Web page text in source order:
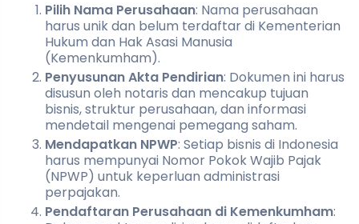
Pilih Nama Perusahaan: Nama perusahaan
harus unik dan belum terdaftar di Kementerian
Hukum dan Hak Asasi Manusia
(Kemenkumham).
Penyusunan Akta Pendirian: Dokumen ini harus
disusun oleh notaris dan mencakup tujuan
bisnis, struktur perusahaan, dan informasi
mendetail mengenai pemegang saham.
Mendapatkan NPWP: Setiap bisnis di Indonesia
harus mempunyai Nomor Pokok Wajib Pajak
(NPWP) untuk keperluan administrasi
perpajakan.
Pendaftaran Perusahaan di Kemenkumham: